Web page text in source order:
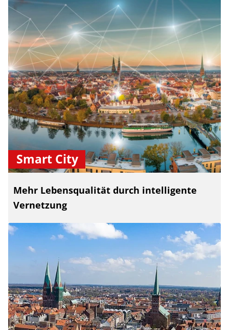
Smart City
Mehr Lebensqualität durch intelligente
Vernetzung